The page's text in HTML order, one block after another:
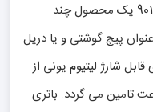
پیچ گوشتی شارژی 12 ولت 9012SC PLUS یک محصول چند
پیچ گوشتی و یا دریل
شارژ لیتیوم یونی از
1.5 آمپر بر ساعت تامین می گردد. باتری